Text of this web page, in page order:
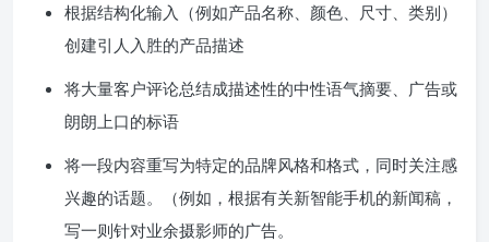
根据结构化输入（例如产品名称、颜色、尺寸、类别）
创建引人入胜的产品描述
将大量客户评论总结成描述性的中性语气摘要、广告或
朗朗上口的标语
将一段内容重写为特定的品牌风格和格式，同时关注感
兴趣的话题。（例如，根据有关新智能手机的新闻稿，
写一则针对业余摄影师的广告。